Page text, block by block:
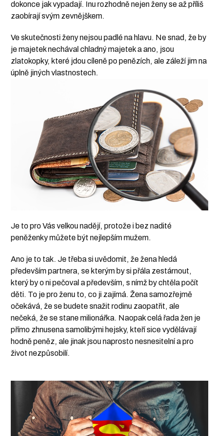
dokonce jak vypadají. Inu rozhodně nejen ženy se až příliš
zaobírají svým zevnějškem.
Ve skutečnosti ženy nejsou padlé na hlavu. Ne snad, že by
je majetek nechával chladný majetek a ano, jsou
zlatokopky, které jdou cíleně po penězích, ale záleží jim na
úplně jiných vlastnostech.
Je to pro Vás velkou nadějí, protožei bez nadité
peněženky můžete býtnejlepším mužem.
Ano je to tak. Je třeba si uvědomit, že žena hledá
především partnera, se kterým by si přála zestárnout,
který by o ni pečoval a především, s nímž by chtěla počít
děti. To je pro ženu to, co ji zajímá. Žena samozřejmě
očekává, že se budete snažit rodinu zaopatřit, ale
nečeká, že se stane milionářka. Naopak celá řada žen je
přímo zhnusena samolibými hejsky, kteří sice vydělávají
hodně peněz, ale jinak jsou naprosto nesnesitelní a pro
život nezpůsobilí.